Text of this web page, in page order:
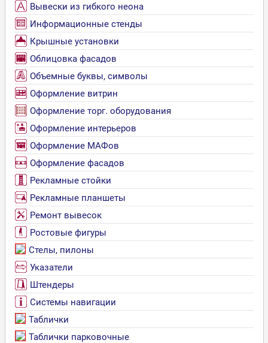
Вывески из гибкого неона
Информационные стенды
Крышные установки
Облицовка фасадов
Объемные буквы, символы
Оформление витрин
Оформление торг. оборудования
Оформление интерьеров
Оформление МАФов
Оформление фасадов
Рекламные стойки
Рекламные планшеты
Ремонт вывесок
Ростовые фигуры
Стелы, пилоны
Указатели
Штендеры
Системы навигации
Таблички
Таблички парковочные